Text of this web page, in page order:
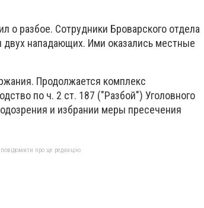
о разбое. Сотрудники Броварского отдела
нападающих. Ими оказались местные
Продолжается комплекс
по ч. 2 ст. 187 ("Разбой") Уголовного
и избрании меры пресечения
про це редакцію